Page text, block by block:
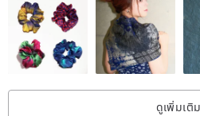
ดูเพิ่มเติม